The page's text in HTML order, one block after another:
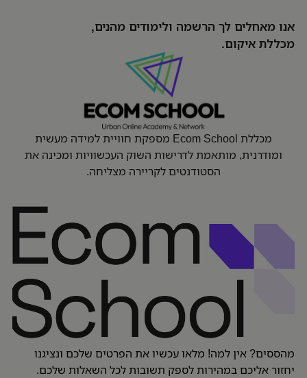
אנו מאחלים לך הרשמה ולימודים מהנים,
מכללת איקום.
מהססים? אין למה! מלאו עכשיו את הפרטים שלכם ונציגנו
יחזור אליכם במהירות לספק תשובות לכל השאלות שלכם.
מכללת Ecom School מספקת חוויית למידה מעשית
ומודרנית, מותאמת לדרישות השוק העכשוויות ומכינה את
הסטודנטים לקריירה מצליחה.